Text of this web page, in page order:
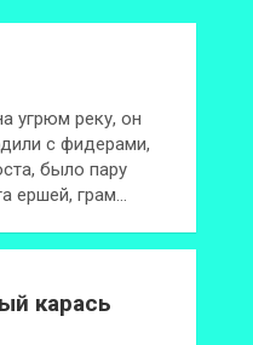
угрюм реку, он
с фидерами,
было пару
ершей, грам…
карась